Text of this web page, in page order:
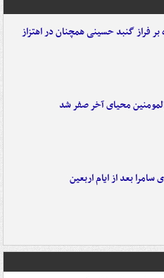
بر فراز گنبد حسینی همچنان در اهتزاز
محیای آخر صفر شد
سامرا بعد از ایام اربعین